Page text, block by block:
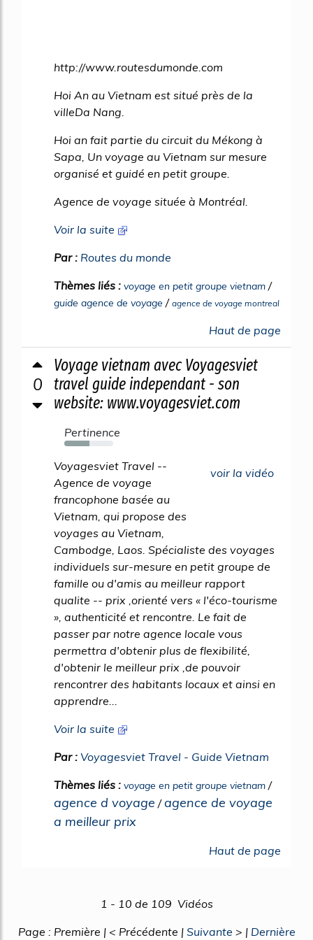
http://www.routesdumonde.com
Hoi An au Vietnam est situé près de la
villeDa Nang.
Hoi an fait partie du circuit du Mékong à
Sapa, Un voyage au Vietnam sur mesure
organisé et guidé en petit groupe.
Agence de voyage située à Montréal.
Voir la suite
Par : Routes du monde
Thèmes liés : voyage en petit groupe vietnam /
guide agence de voyage / agence de voyage montreal
Haut de page
0
Voyage vietnam avec Voyagesviet
travel guide independant - son
website: www.voyagesviet.com
Pertinence
51%
voir la vidéo
Voyagesviet Travel --
Agence de voyage
francophone basée au
Vietnam, qui propose des
voyages au Vietnam,
Cambodge, Laos. Spécialiste des voyages
individuels sur-mesure en petit groupe de
famille ou d'amis au meilleur rapport
qualite -- prix ,orienté vers « l'éco-tourisme
», authenticité et rencontre. Le fait de
passer par notre agence locale vous
permettra d'obtenir plus de flexibilité,
d'obtenir le meilleur prix ,de pouvoir
rencontrer des habitants locaux et ainsi en
apprendre...
Voir la suite
Par : Voyagesviet Travel - Guide Vietnam
Thèmes liés : voyage en petit groupe vietnam /
agence d voyage /agence de voyage
a meilleur prix
Haut de page
1 - 10 de 109 Vidéos
Page : Première | < Précédente | Suivante > | Dernière